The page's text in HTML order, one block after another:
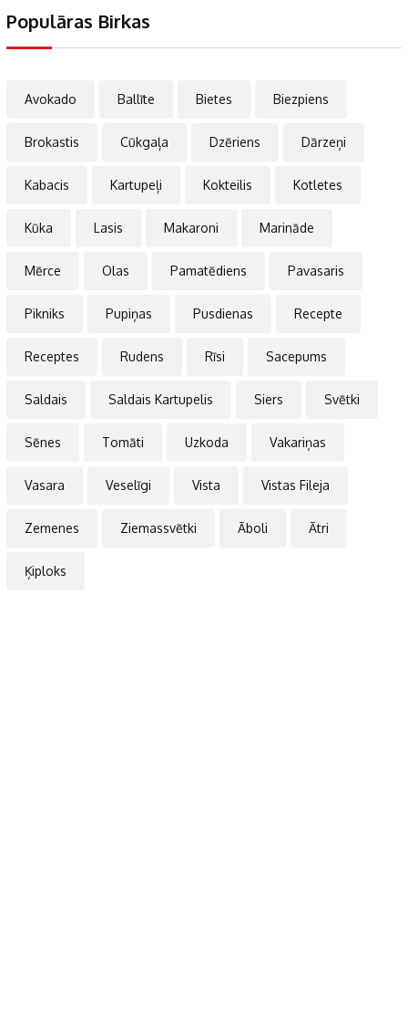
Populāras Birkas
Avokado Ballīte Bietes Biezpiens
Brokastis Cūkgaļa Dzēriens Dārzeņi
Kabacis Kartupeļi Kokteilis Kotletes
Kūka Lasis Makaroni Marināde
Mērce Olas Pamatēdiens Pavasaris
Pikniks Pupiņas Pusdienas Recepte
Receptes Rudens Rīsi Sacepums
Saldais Saldais Kartupelis Siers Svētki
Sēnes Tomāti Uzkoda Vakariņas
Vasara Veselīgi Vista Vistas Fileja
Zemenes Ziemassvētki Āboli Ātri
Ķiploks